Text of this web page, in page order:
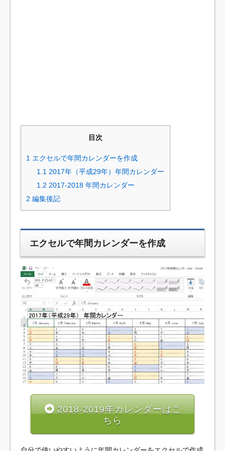
目次
1 エクセルで年間カレンダーを作成
1.1 2017年（平成29年）年間カレンダー
1.2 2017-2018 年間カレンダー
2 編集後記
エクセルで年間カレンダーを作成
2018-2019年カレンダーはこ
ちら